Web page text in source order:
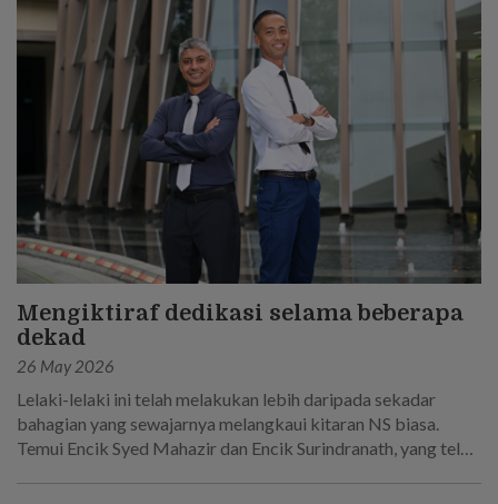
Mengiktiraf dedikasi selama beberapa
dekad
26 May 2026
Lelaki-lelaki ini telah melakukan lebih daripada sekadar
bahagian yang sewajarnya melangkaui kitaran NS biasa.
Temui Encik Syed Mahazir dan Encik Surindranath, yang telah